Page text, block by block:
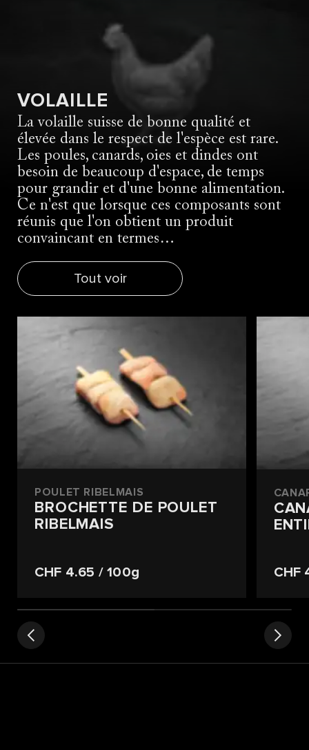
VOLAILLE
La volaille suisse de bonne qualité et
élevée dans le respect de l'espèce est rare.
Les poules, canards, oies et dindes ont
besoin de beaucoup d'espace, de temps
pour grandir et d'une bonne alimentation.
Ce n'est que lorsque ces composants sont
réunis que l'on obtient un produit
convaincant en termes…
Tout voir
POULET RIBELMAIS
BROCHETTE DE POULET
RIBELMAIS
CHF 4.65 / 100g CHF